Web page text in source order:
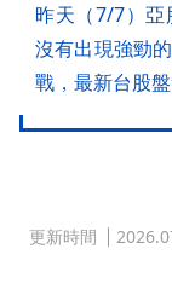
昨天（7/7）
沒有出現強勁
戰，最新台股
更新時間